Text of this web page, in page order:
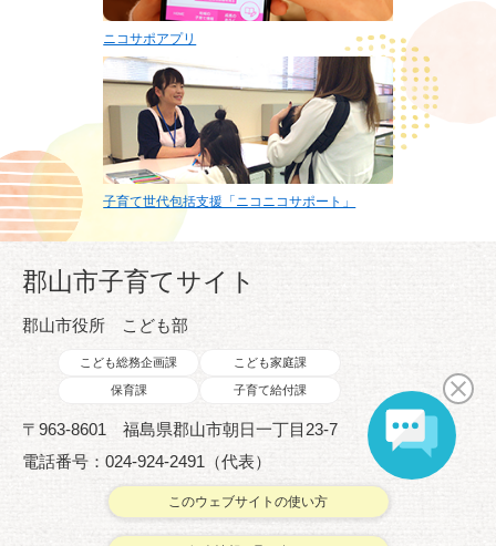
ニコサポアプリ
子育て世代包括支援「ニコニコサポート」
郡山市子育てサイト
郡山市役所 こども部
こども総務企画課 こども家庭課
保育課 子育て給付課
〒963-8601 福島県郡山市朝日一丁目23-7
電話番号：024-924-2491（代表）
このウェブサイトの使い方